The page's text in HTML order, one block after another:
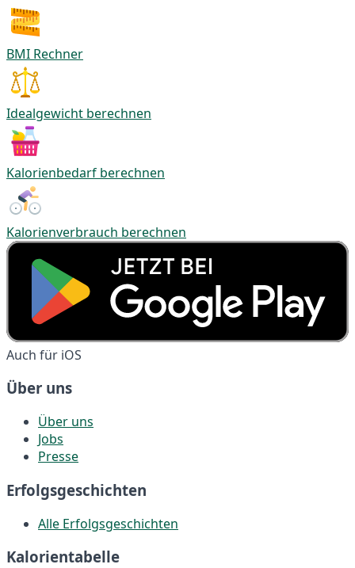
BMI Rechner
Idealgewicht berechnen
Kalorienbedarf berechnen
Kalorienverbrauch berechnen
Auch für iOS
Über uns
Über uns
Jobs
Presse
Erfolgsgeschichten
Alle Erfolgsgeschichten
Kalorientabelle